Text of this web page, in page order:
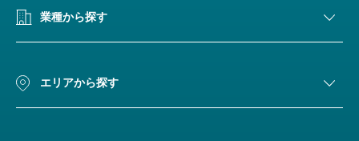
業種から探す
エリアから探す